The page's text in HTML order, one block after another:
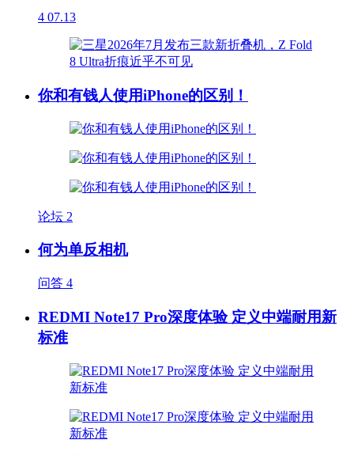
4 07.13
你和有钱人使用iPhone的区别！
论坛 2
何为单反相机
问答 4
REDMI Note17 Pro深度体验 定义中端耐用新
标准